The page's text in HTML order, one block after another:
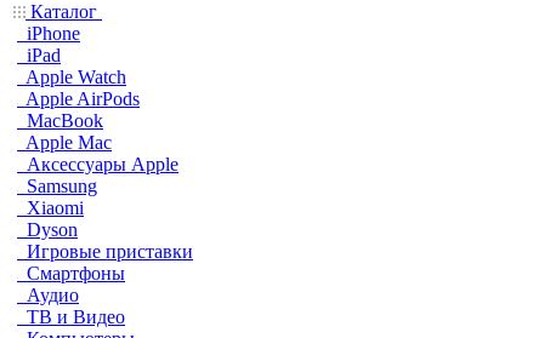
Каталог
iPhone
iPad
Apple Watch
Apple AirPods
MacBook
Apple Mac
Аксессуары Apple
Samsung
Xiaomi
Dyson
Игровые приставки
Смартфоны
Аудио
ТВ и Видео